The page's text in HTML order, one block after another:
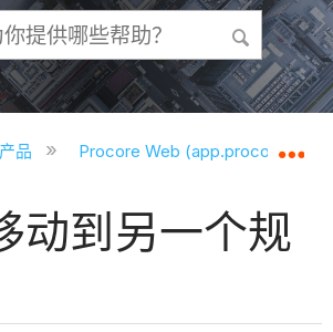
全局层次
产品 Procore Web
动到另一个规